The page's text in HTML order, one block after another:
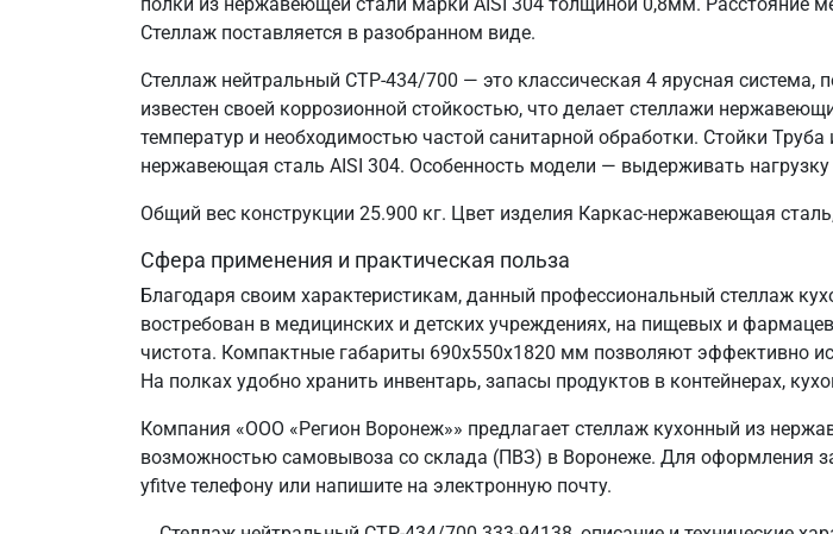
Стеллаж поставляется в разобранном виде.
Стеллаж нейтральный СТР-434/700 — это классическая 4 ярусная
известен своей коррозионной стойкостью, что делает стеллажи
температур и необходимостью частой санитарной обработки. Стойки
нержавеющая сталь AISI 304. Особенность модели — выдерживать
Общий вес конструкции 25.900 кг. Цвет изделия Каркас-нержавеющая
Сфера применения и практическая польза
Благодаря своим характеристикам, данный профессиональный стеллаж
востребован в медицинских и детских учреждениях, на пищевых и
чистота. Компактные габариты 690х550х1820 мм позволяют эффективно
На полках удобно хранить инвентарь, запасы продуктов в контейнерах,
Компания «ООО «Регион Воронеж»» предлагает стеллаж кухонный из
возможностью самовывоза со склада (ПВЗ) в Воронеже. Для оформления
yfitve телефону или напишите на электронную почту.